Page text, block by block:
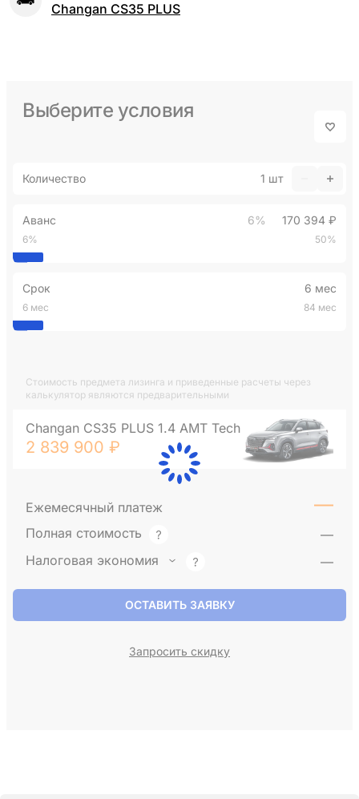
Changan CS35 PLUS
Выберите условия
Количество 1 шт
Аванс 6% 170 394 ₽
6% 50%
Срок 6 мес
6 мес 84 мес
Стоимость предмета лизинга и приведенные расчеты через
калькулятор являются предварительными
Changan CS35 PLUS 1.4 AMT Tech
2 839 900 ₽
Ежемесячный платеж —
Полная стоимость
—
Налоговая экономия
—
ОСТАВИТЬ ЗАЯВКУ
Запросить скидку